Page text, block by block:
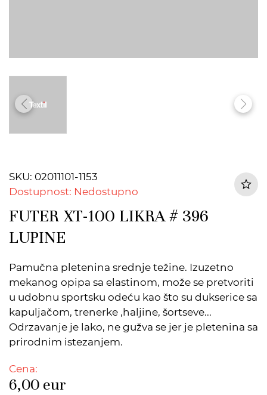
SKU: 02011101-1153
Dostupnost: Nedostupno
FUTER XT-100 LIKRA # 396
LUPINE
Pamučna pletenina srednje težine. Izuzetno
mekanog opipa sa elastinom, može se pretvoriti
u udobnu sportsku odeću kao što su dukserice sa
kapuljačom, trenerke ,haljine, šortseve...
Odrzavanje je lako, ne gužva se jer je pletenina sa
prirodnim istezanjem.
Cena:
6,00 eur